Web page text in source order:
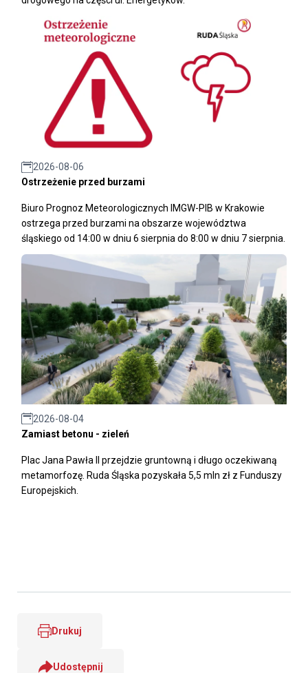
2026-08-06
Ostrzeżenie przed burzami
Biuro Prognoz Meteorologicznych IMGW-PIB w Krakowie
ostrzega przed burzami na obszarze województwa
śląskiego od 14:00 w dniu 6 sierpnia do 8:00 w dniu 7 sierpnia.
2026-08-04
Zamiast betonu - zieleń
Plac Jana Pawła II przejdzie gruntowną i długo oczekiwaną
metamorfozę. Ruda Śląska pozyskała 5,5 mln zł z Funduszy
Europejskich.
Drukuj
Udostępnij